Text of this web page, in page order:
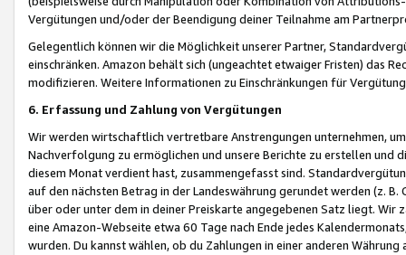
Vergütungen und/oder der Beendigung deiner Teilnahme am
Gelegentlich können wir die Möglichkeit unserer Partner,
einschränken. Amazon behält sich (ungeachtet etwaiger Fristen) das
modifizieren. Weitere Informationen zu Einschränkungen für
6. Erfassung und Zahlung von Vergütungen
Wir werden wirtschaftlich vertretbare Anstrengungen unternehmen,
Nachverfolgung zu ermöglichen und unsere Berichte zu erstellen und
diesem Monat verdient hast, zusammengefasst sind.
auf den nächsten Betrag in der Landeswährung gerundet werden (z.
über oder unter dem in deiner Preiskarte angegebenen Satz liegt.
eine Amazon-Webseite etwa 60 Tage nach Ende jedes
wurden. Du kannst wählen, ob du Zahlungen in einer anderen